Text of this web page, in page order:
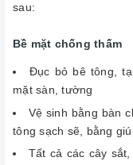
sau:
Bề mặt chống thấm
Đục bỏ bê tông,
mặt sàn, tường
Vệ sinh bằng bàn
tông sạch sẽ, bằng
Tất cả các cây